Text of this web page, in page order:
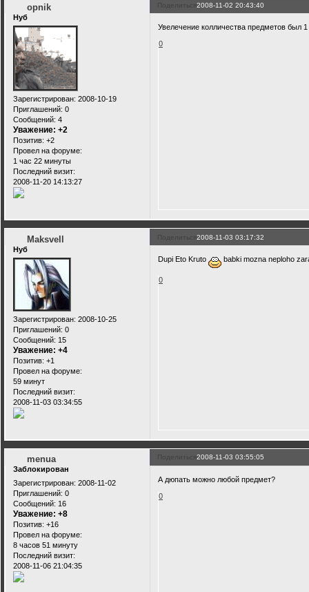
Поделиться2008-11-02 20:43:40
opnik
Нуб
Зарегистрирован: 2008-10-19
Приглашений: 0
Сообщений: 4
Уважение: +2
Позитив: +2
Провел на форуме:
1 час 22 минуты
Последний визит:
2008-11-20 14:13:27
Увелечение колличества предметов был 1
0
Поделиться2008-11-03 03:17:32
Maksvell
Нуб
Зарегистрирован: 2008-10-25
Приглашений: 0
Сообщений: 15
Уважение: +4
Позитив: +1
Провел на форуме:
59 минут
Последний визит:
2008-11-03 03:34:55
Dupi Eto Kruto babki mozna neploho
0
Поделиться2008-11-03 03:55:05
menua
Заблокирован
Зарегистрирован: 2008-11-02
Приглашений: 0
Сообщений: 16
Уважение: +8
Позитив: +16
Провел на форуме:
8 часов 51 минуту
Последний визит:
2008-11-06 21:04:35
А дюпать можно любой предмет?
0